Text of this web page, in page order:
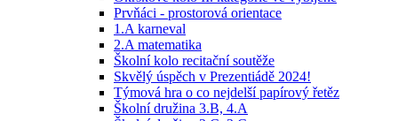
Prvňáci - prostorová orientace
1.A karneval
2.A matematika
Školní kolo recitační soutěže
Skvělý úspěch v Prezentiádě 2024!
Týmová hra o co nejdelší papírový řetěz
Školní družina 3.B, 4.A